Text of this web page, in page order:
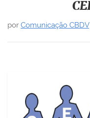
por Comunicação CBDV